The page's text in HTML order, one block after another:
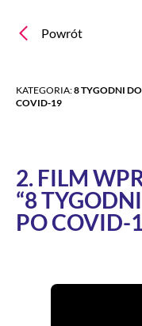
Powrót
KATEGORIA:8 TYGODNI
COVID-19
2. FILM
“8
PO COVID-